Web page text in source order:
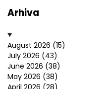
Arhiva
August 2026 (15)
July 2026 (43)
June 2026 (38)
May 2026 (38)
April 2026 (28)